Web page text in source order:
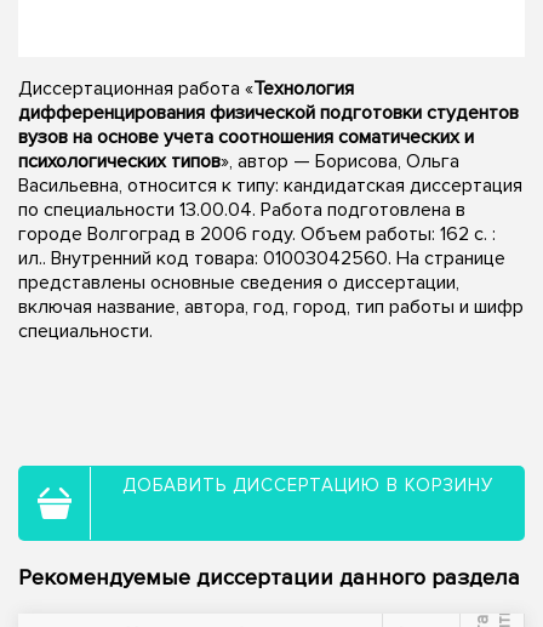
Диссертационная работа «Технология
дифференцирования физической подготовки студентов
вузов на основе учета соотношения соматических и
психологических типов», автор — Борисова, Ольга
Васильевна, относится к типу: кандидатская диссертация
по специальности 13.00.04. Работа подготовлена в
городе Волгоград в 2006 году. Объем работы: 162 с. :
ил.. Внутренний код товара: 01003042560. На странице
представлены основные сведения о диссертации,
включая название, автора, год, город, тип работы и шифр
специальности.
ДОБАВИТЬ ДИССЕРТАЦИЮ В КОРЗИНУ
Рекомендуемые диссертации данного раздела